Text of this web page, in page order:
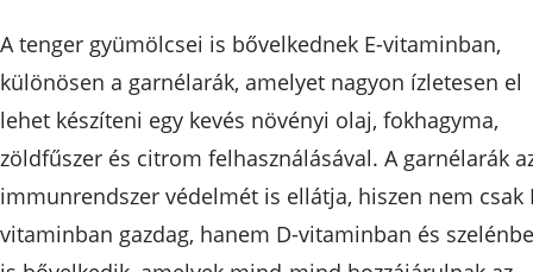
A tenger gyümölcsei is bővelkednek E-vitaminban,
különösen a garnélarák, amelyet nagyon ízletesen el
lehet készíteni egy kevés növényi olaj, fokhagyma,
zöldfűszer és citrom felhasználásával. A garnélarák
immunrendszer védelmét is ellátja, hiszen nem csak
vitaminban gazdag, hanem D-vitaminban és